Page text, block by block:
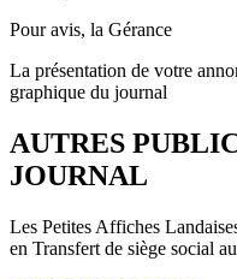
Pour avis, la Gérance
La présentation de votre
graphique du journal
AUTRES
JOURNAL
Les Petites Affiches
en Transfert de siège social